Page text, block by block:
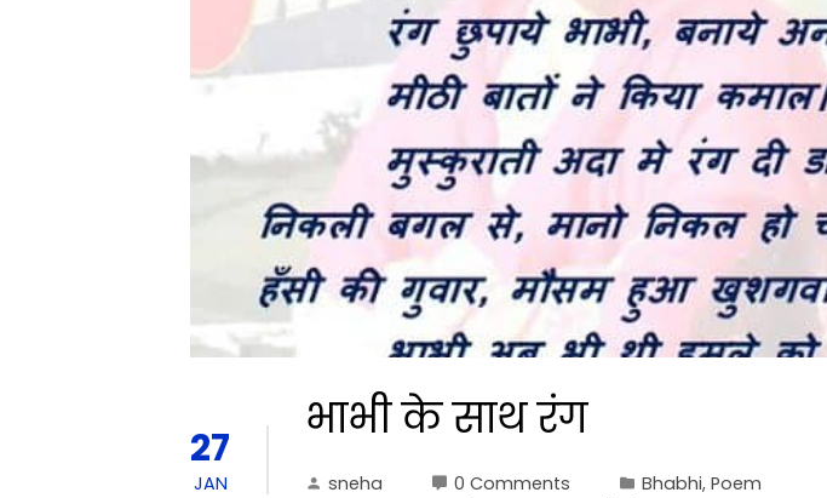
27
JAN
भाभी के साथ रंग
sneha 0 Comments Bhabhi, Poem